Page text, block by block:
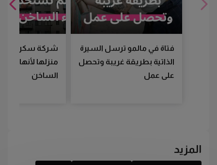
فتاة في مالمو ترسل السيرة
الذاتية بطريقة غريبة وتحصل
على عمل
شركة سكن
منزلها لأنها لم
الساخن
المزيد